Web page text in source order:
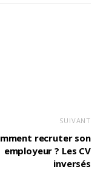
SUIVANT
recruter son
employeur ? Les CV
inversés